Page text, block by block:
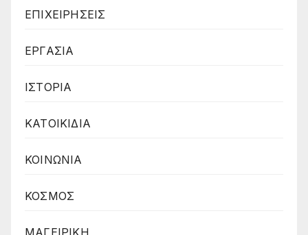
ΕΠΙΧΕΙΡΗΣΕΙΣ
ΕΡΓΑΣΙΑ
ΙΣΤΟΡΙΑ
ΚΑΤΟΙΚΙΔΙΑ
ΚΟΙΝΩΝΙΑ
ΚΟΣΜΟΣ
ΜΑΓΕΙΡΙΚΗ